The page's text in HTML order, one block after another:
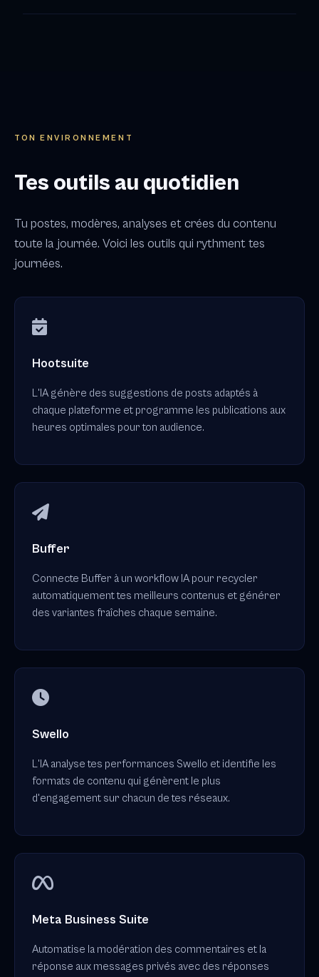
TON ENVIRONNEMENT
Tes outils au quotidien
Tu postes, modères, analyses et crées du contenu
toute la journée. Voici les outils qui rythment tes
journées.
Hootsuite
L'IA génère des suggestions de posts adaptés à
chaque plateforme et programme les publications aux
heures optimales pour ton audience.
Buffer
Connecte Buffer à un workflow IA pour recycler
automatiquement tes meilleurs contenus et générer
des variantes fraîches chaque semaine.
Swello
L'IA analyse tes performances Swello et identifie les
formats de contenu qui génèrent le plus
d'engagement sur chacun de tes réseaux.
Meta Business Suite
Automatise la modération des commentaires et la
réponse aux messages privés avec des réponses